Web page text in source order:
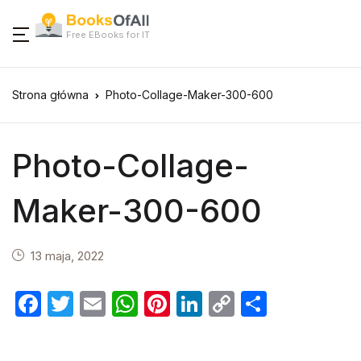
Free EBooks for IT
Strona główna Photo-Collage-Maker-300-600
Photo-Collage-
Maker-300-600
13 maja, 2022
F
T
E
W Pi Li C